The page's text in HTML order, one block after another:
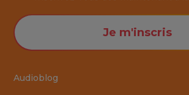
Audioblog
Je m'inscris